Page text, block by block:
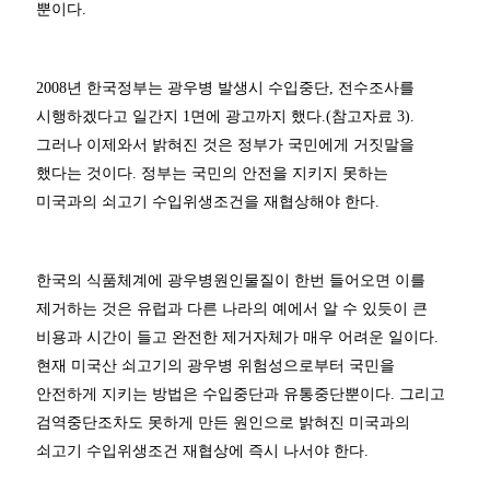
뿐이다.
2008년 한국정부는 광우병 발생시 수입중단, 전수조사를
시행하겠다고 일간지 1면에 광고까지 했다.(참고자료 3).
그러나 이제와서 밝혀진 것은 정부가 국민에게 거짓말을
했다는 것이다. 정부는 국민의 안전을 지키지 못하는
미국과의 쇠고기 수입위생조건을 재협상해야 한다.
한국의 식품체계에 광우병원인물질이 한번 들어오면 이를
제거하는 것은 유럽과 다른 나라의 예에서 알 수 있듯이 큰
비용과 시간이 들고 완전한 제거자체가 매우 어려운 일이다.
현재 미국산 쇠고기의 광우병 위험성으로부터 국민을
안전하게 지키는 방법은 수입중단과 유통중단뿐이다. 그리고
검역중단조차도 못하게 만든 원인으로 밝혀진 미국과의
쇠고기 수입위생조건 재협상에 즉시 나서야 한다.